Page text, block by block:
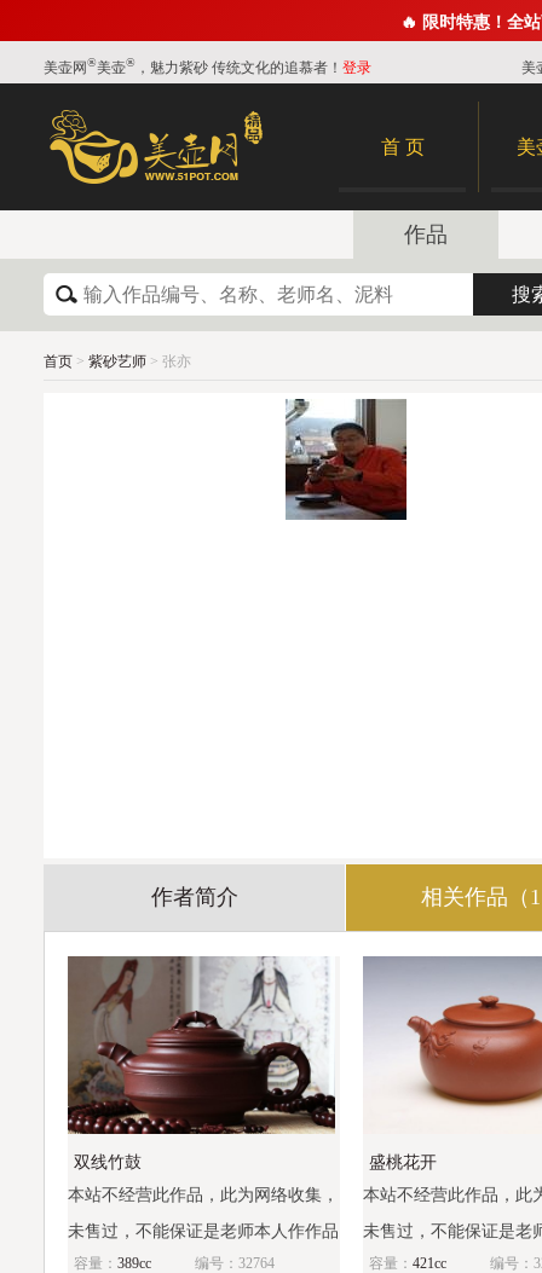
🔥 限时特惠！全
美壶网®美壶® ，魅力紫砂 传统文化的追慕者！ 登录 美
首 页 美
作品
首页 > 紫砂艺师 > 张亦
作者简介 相关作品（
双线竹鼓
本站不经营此作品，此为网络收集，
未售过，不能保证是老师本人作作品
容量： 389cc 编号：32764
盛桃花开
本站不经营此作品，此
未售过，不能保证是老
容量： 421cc 编号：